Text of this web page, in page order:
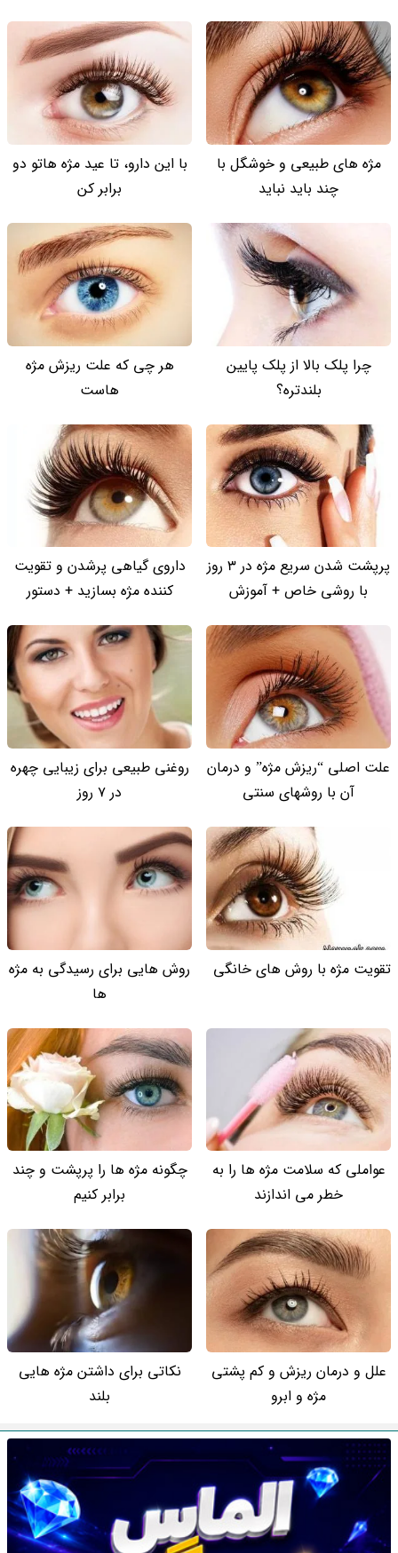
مژه های طبیعی و خوشگل با
چند باید نباید
با این دارو، تا عید مژه هاتو دو
برابر کن
چرا پلک بالا از پلک پایین
بلندتره؟
هر چی که علت ریزش مژه
هاست
پرپشت شدن سریع مژه در 3 روز
با روشی خاص + آموزش
داروی گیاهی پرشدن و تقویت
کننده مژه بسازید + دستور
علت اصلی “ریزش مژه” و درمان
آن با روشهای سنتی
روغنی طبیعی برای زیبایی چهره
در 7 روز
تقویت مژه با روش های خانگی
روش هایی برای رسیدگی به مژه
ها
عواملی که سلامت مژه ها را به
خطر می اندازند
چگونه مژه ها را پرپشت و چند
برابر کنیم
علل و درمان ریزش و کم پشتی
مژه و ابرو
نکاتی برای داشتن مژه هایی
بلند